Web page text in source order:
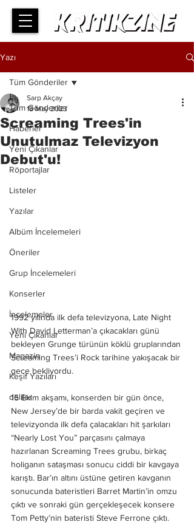
Yazı
Tüm Gönderiler
Haberler
Yeni Çıkanlar
Röportajlar
Listeler
Yazılar
Albüm İncelemeleri
Öneriler
Grup İncelemeleri
Konserler
İncelemeler
Yeni Çıkanlar
Magazin
Keşif Yazıları
deliler
Tüm Gönderiler
Screaming Trees'in
Unutulmaz Televizyon
Debut'u!
Sarp Akçay
18 May 2023
1992 yılında ilk defa televizyona, Late Night
With David Letterman’a çıkacakları günü
bekleyen Grunge türünün köklü gruplarından
Screaming Trees’i Rock tarihine yakışacak bir
gece bekliyordu.
15 Ekim akşamı, konserden bir gün önce,
New Jersey’de bir barda vakit geçiren ve
televizyonda ilk defa çalacakları hit şarkıları
“Nearly Lost You” parçasını çalmaya
hazırlanan Screaming Trees grubu, birkaç
holiganın sataşması sonucu ciddi bir kavgaya
karıştı. Bar’ın altını üstüne getiren kavganın
sonucunda bateristleri Barret Martin’in omzu
çıktı ve sonraki gün gerçekleşecek konsere
Tom Petty’nin bateristi Steve Ferrone çıktı.